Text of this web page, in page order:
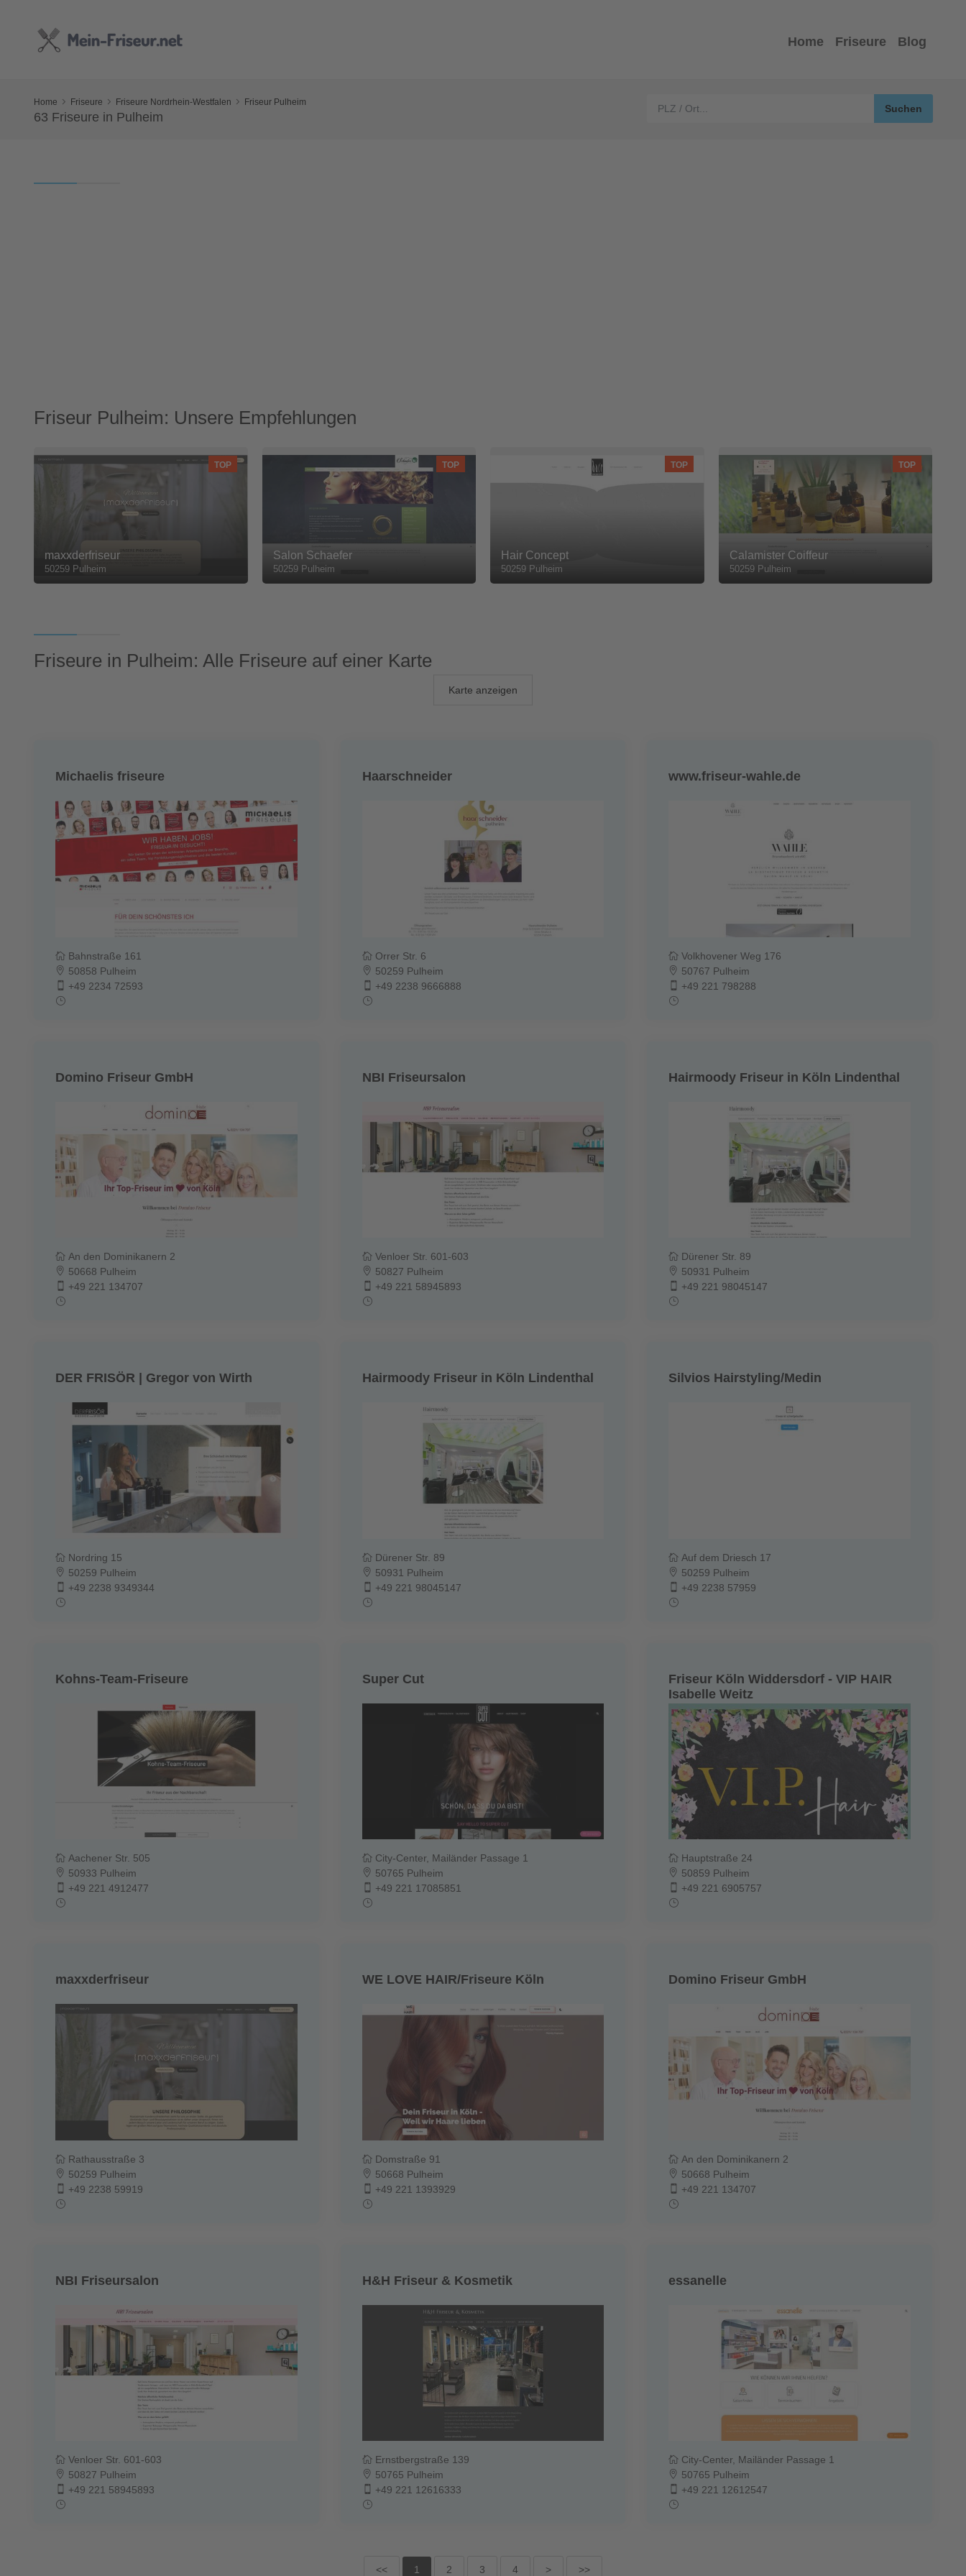
Home Friseure Blog
Home Friseure Friseure Nordrhein-Westfalen Friseur Pulheim
63 Friseure in Pulheim
Friseur Pulheim: Unsere Empfehlungen
TOP
maxxderfriseur
50259 Pulheim
TOP
Salon Schaefer
50259 Pulheim
TOP
Hair Concept
50259 Pulheim
TOP
Calamister Coiffeur
50259 Pulheim
Friseure in Pulheim: Alle Friseure auf einer Karte
Karte anzeigen
Michaelis friseure
Bahnstraße 161
50858 Pulheim
+49 2234 72593
Haarschneider
Orrer Str. 6
50259 Pulheim
+49 2238 9666888
www.friseur-wahle.de
Volkhovener Weg 176
50767 Pulheim
+49 221 798288
Domino Friseur GmbH
An den Dominikanern 2
50668 Pulheim
+49 221 134707
NBI Friseursalon
Venloer Str. 601-603
50827 Pulheim
+49 221 58945893
Hairmoody Friseur in Köln Lindenthal
Dürener Str. 89
50931 Pulheim
+49 221 98045147
DER FRISÖR | Gregor von Wirth
Nordring 15
50259 Pulheim
+49 2238 9349344
Hairmoody Friseur in Köln Lindenthal
Dürener Str. 89
50931 Pulheim
+49 221 98045147
Silvios Hairstyling/Medin
Auf dem Driesch 17
50259 Pulheim
+49 2238 57959
Kohns-Team-Friseure
Aachener Str. 505
50933 Pulheim
+49 221 4912477
Super Cut
City-Center, Mailänder Passage 1
50765 Pulheim
+49 221 17085851
Friseur Köln Widdersdorf - VIP HAIR
Isabelle Weitz
Hauptstraße 24
50859 Pulheim
+49 221 6905757
maxxderfriseur
Rathausstraße 3
50259 Pulheim
+49 2238 59919
WE LOVE HAIR/Friseure Köln
Domstraße 91
50668 Pulheim
+49 221 1393929
Domino Friseur GmbH
An den Dominikanern 2
50668 Pulheim
+49 221 134707
NBI Friseursalon
Venloer Str. 601-603
50827 Pulheim
+49 221 58945893
H&H Friseur & Kosmetik
Ernstbergstraße 139
50765 Pulheim
+49 221 12616333
essanelle
City-Center, Mailänder Passage 1
50765 Pulheim
+49 221 12612547
<< 1 2 3 4 > >>